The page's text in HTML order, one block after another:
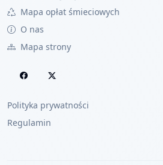
Mapa opłat śmieciowych
O nas
Mapa strony
Polityka prywatności
Regulamin